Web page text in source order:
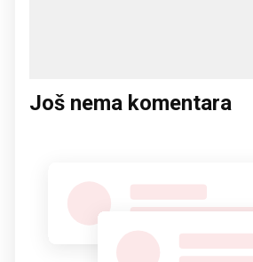
Još nema komentara